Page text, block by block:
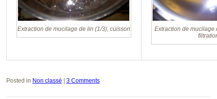
Extraction de mucilage de lin (1/3), cuisson
Extraction de mucilage
Posted in Non classé | 3 Comments